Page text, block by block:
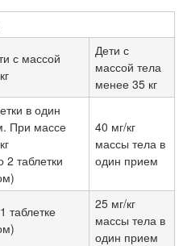
с массой
Дети с
массой тела
менее 35 кг
в один
При массе
2 таблетки
40 мг/кг
массы тела в
один прием
таблетке
25 мг/кг
массы тела в
один прием